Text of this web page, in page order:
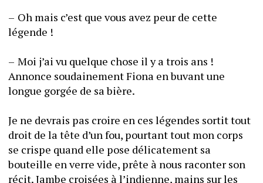
–	Oh mais c’est que vous avez peur de cette
–	Moi j’ai vu quelque chose il y a trois ans !
Annonce soudainement Fiona en buvant une
Je ne devrais pas croire en ces légendes sortit tout
droit de la tête d’un fou, pourtant tout mon corps
se crispe quand elle pose délicatement sa
bouteille en verre vide, prête à nous raconter son
récit. Jambe croisées à l’indienne, mains sur les